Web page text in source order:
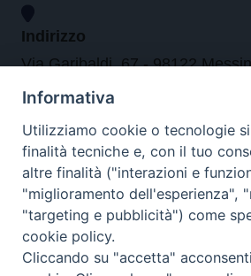
Indirizzo
Via Garibaldi, 67 - 98122
Orari
da lunedi al venerdi dalle ore
Contatti
Tel. 090.6684111 - Fax.
Informativa
Utilizziamo cookie o tecnologie
finalità tecniche e, con il tuo
altre finalità ("interazioni e
"miglioramento dell'esperienza",
"targeting e pubblicità") come
cookie policy.
Cliccando su "accetta"